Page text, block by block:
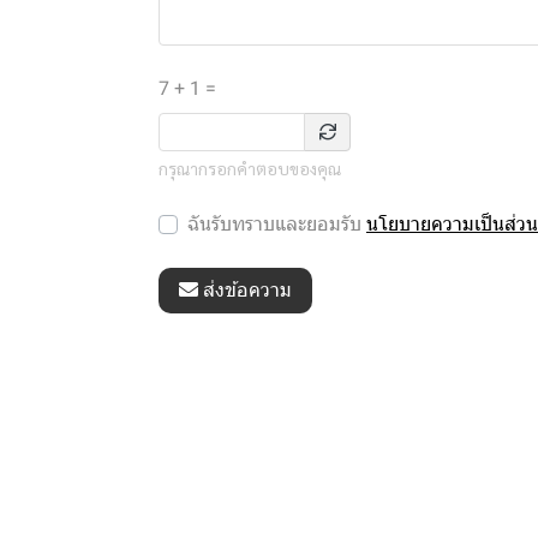
7 + 1 =
กรุณากรอกคำตอบของคุณ
ฉันรับทราบและยอมรับ นโยบายความเป็นส่ว
ส่งข้อความ